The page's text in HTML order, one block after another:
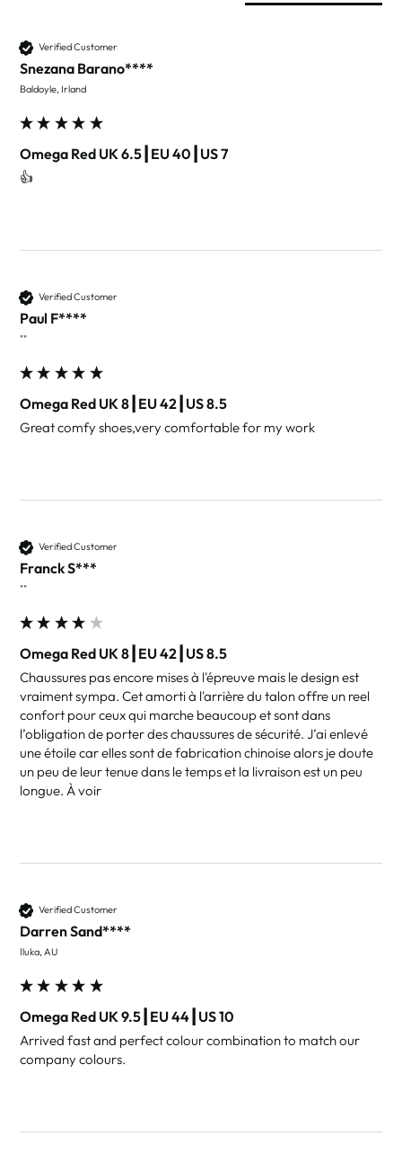
Verified Customer
Snezana Barano****
Baldoyle, Irland
Omega Red UK 6.5┃EU 40┃US 7
👍
Verified Customer
Paul F****
""
Omega Red UK 8┃EU 42┃US 8.5
Great comfy shoes,very comfortable for my work
Verified Customer
Franck S***
""
Omega Red UK 8┃EU 42┃US 8.5
Chaussures pas encore mises à l'épreuve mais le design est
vraiment sympa. Cet amorti à l'arrière du talon offre un reel
confort pour ceux qui marche beaucoup et sont dans
l’obligation de porter des chaussures de sécurité. J’ai enlevé
une étoile car elles sont de fabrication chinoise alors je doute
un peu de leur tenue dans le temps et la livraison est un peu
longue. À voir
Verified Customer
Darren Sand****
Iluka, AU
Omega Red UK 9.5┃EU 44┃US 10
Arrived fast and perfect colour combination to match our
company colours.